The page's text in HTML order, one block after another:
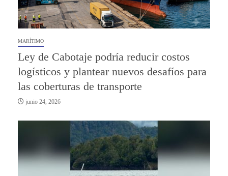
MARÍTIMO
Ley de Cabotaje podría reducir costos
logísticos y plantear nuevos desafíos para
las coberturas de transporte
junio 24, 2026